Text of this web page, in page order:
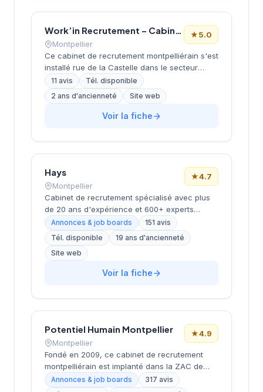
Work’in Recrutement – Cabinet de recrutement informatique à Montpellier
Montpellier
★5.0
Ce cabinet de recrutement montpelliérain s'est
installé rue de la Castelle dans le secteur
dynamique de la métropole. La structure
développe ses activités de conseil en
recrutement en s'appuyant sur une approche
personnalisée et des outils digitaux modernes.
le cabinet témoigne d'un niveau de
satisfaction élevé de sa clientèle.
11 avis
Tél. disponible
2 ans d'ancienneté
Site web
Voir la fiche
Hays
Montpellier
★4.7
Cabinet de recrutement spécialisé avec plus
de 20 ans d'expérience et 600+ experts
répartis dans 17 bureaux en France. Propose
des services de recrutement
CDI/CDD/freelance, études de rémunérations
et conseils en carrière. Positionnement en tant
que partenaire de carrière durable mettant
l'humain au cœur de sa mission. Note Google
Annonces & job boards
151 avis
Tél. disponible
19 ans d'ancienneté
Site web
Voir la fiche
Potentiel Humain Montpellier
Montpellier
★4.9
Fondé en 2009, ce cabinet de recrutement
montpelliérain est implanté dans la ZAC de
Tournezy II, dans le secteur dynamique de
Montpellier. La structure accompagne les
Annonces & job boards
317 avis